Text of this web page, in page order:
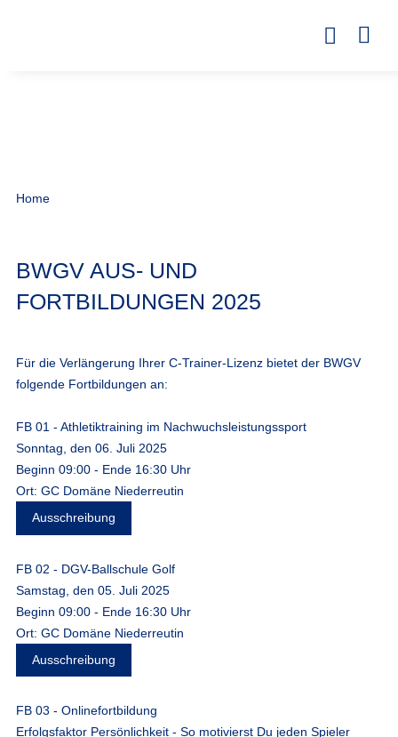
Home
BWGV AUS- UND
FORTBILDUNGEN 2025
Für die Verlängerung Ihrer C-Trainer-Lizenzbietet der BWGV
folgende Fortbildungen an:
FB 01 - Athletiktraining im Nachwuchsleistungssport
Sonntag, den 06. Juli 2025
Beginn 09:00 - Ende 16:30 Uhr
Ort: GC Domäne Niederreutin
Ausschreibung
FB 02 - DGV-Ballschule Golf
Samstag, den 05. Juli 2025
Beginn 09:00 - Ende 16:30 Uhr
Ort: GC Domäne Niederreutin
Ausschreibung
FB 03 - Onlinefortbildung
Erfolgsfaktor Persönlichkeit - So motivierst Du jeden Spieler